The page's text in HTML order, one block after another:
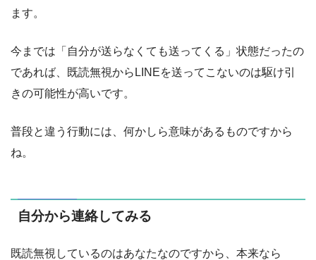
ます。
今までは「自分が送らなくても送ってくる」状態だったの
であれば、既読無視からLINEを送ってこないのは駆け引
きの可能性が高いです。
普段と違う行動には、何かしら意味があるものですから
ね。
自分から連絡してみる
既読無視しているのはあなたなのですから、本来なら